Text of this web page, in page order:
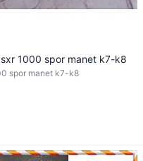
gsxr 600 spor manet turuncu renk gsxr 1000 spor manet k7-k8
gsxr 600 spor manet turuncu renk gsxr 1000 spor manet k7-k8